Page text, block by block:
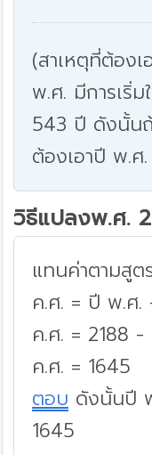
(สาเหตุที่ต้อง
พ.ศ. มีการเริ่
543 ปี ดังนั้น
ต้องเอาปี พ.
วิธีแปลงพ.ศ.
แทนค่าตามสู
ค.ศ. = ปี พ.ศ.
ค.ศ. = 2188
ค.ศ. = 1645
ตอบ ดังนั้นปี
1645